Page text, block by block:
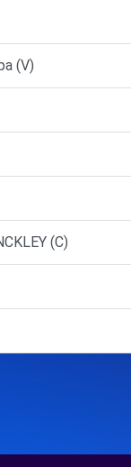
(V)
(C)